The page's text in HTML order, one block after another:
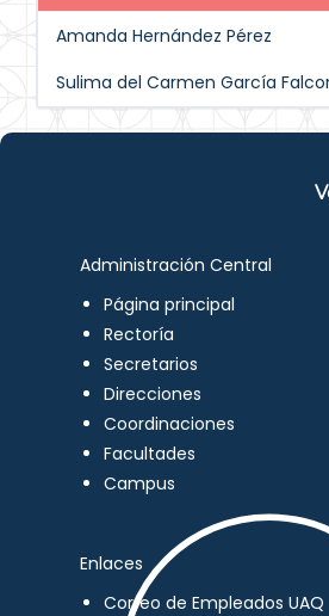
Amanda Hernández Pérez
Sulima del Carmen García
Administración Central
Página principal
Rectoría
Secretarios
Direcciones
Coordinaciones
Facultades
Campus
Enlaces
Correo de Empleados UAQ